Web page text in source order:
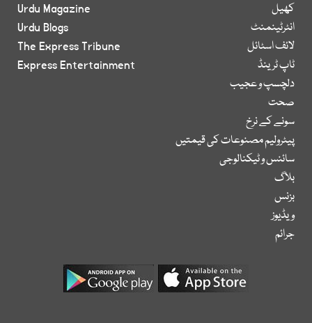
کھیل
انٹرٹینمنٹ
لائف اسٹائل
ٹاپ ٹرینڈ
دلچسپ و عجیب
صحت
سونے کے نرخ
پیٹرولیم مصنوعات کی قیمتیں
سائنس و ٹیکنالوجی
بلاگ
بزنس
ویڈیوز
جرائم
Urdu Magazine
Urdu Blogs
The Express Tribune
Express Entertainment